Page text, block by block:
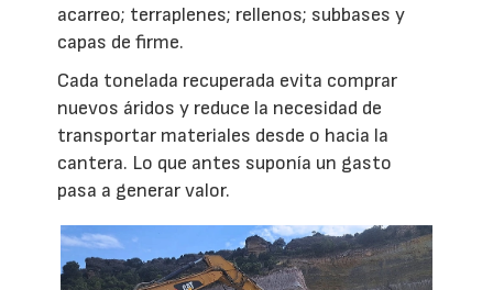
acarreo; terraplenes; rellenos; subbases y
capas de firme.
Cada tonelada recuperada evita comprar
nuevos áridos y reduce la necesidad de
transportar materiales desde o hacia la
cantera. Lo que antes suponía un gasto
pasa a generar valor.